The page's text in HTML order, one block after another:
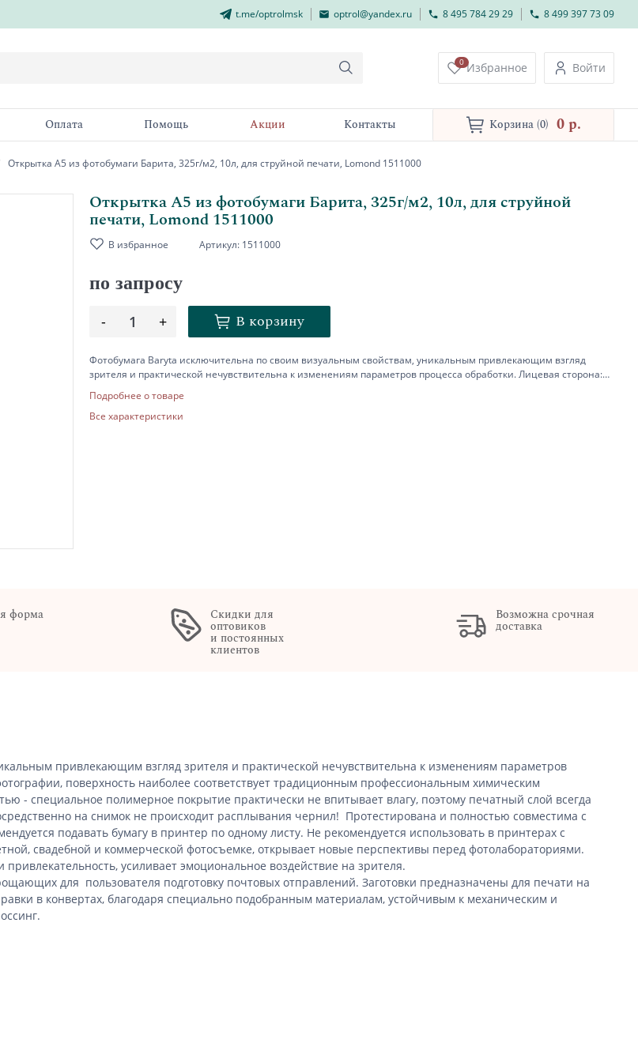
t.me/optrolmsk optrol@yandex.ru 8 495 784 29 29 8 499 397 73 09
0 Избранное Войти
Оплата Помощь Акции Контакты Корзина (0) 0 p.
Открытка А5 из фотобумаги Барита, 325г/м2, 10л, для струйной печати, Lomond 1511000
Открытка А5 из фотобумаги Барита, 325г/м2, 10л, для струйной
печати, Lomond 1511000
В избранное Артикул: 1511000
по запросу
- 1 + В корзину
Фотобумага Baryta исключительна по своим визуальным свойствам, уникальным привлекающим взгляд
зрителя и практической нечувствительна к изменениям параметров процесса обработки. Лицевая сторона:
325 г/м2, 10 листов в пачке. Для струйной печати. Водорастворимые и Пигментные чернила. Максимальное
разрешение печати 5760 dpi.
Подробнее о товаре
Все характеристики
форма Скидки для
оптовиков
и постоянных
клиентов
Возможна срочная
доставка
привлекающим взгляд зрителя и практической нечувствительна к изменениям параметров
поверхность наиболее соответствует традиционным профессиональным химическим
- специальное полимерное покрытие практически не впитывает влагу, поэтому печатный слой всегда
на снимок не происходит расплывания чернил! Протестирована и полностью совместима с
подавать бумагу в принтер по одному листу. Не рекомендуется использовать в принтерах с
свадебной и коммерческой фотосъемке, открывает новые перспективы перед фотолабораториями.
усиливает эмоциональное воздействие на зрителя.
для пользователя подготовку почтовых отправлений. Заготовки предназначены для печати на
в конвертах, благодаря специально подобранным материалам, устойчивым к механическим и